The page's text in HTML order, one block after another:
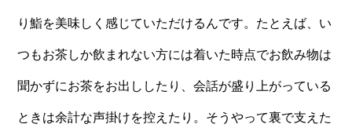
り鮨を美味しく感じていただけるんです。たとえば、い
つもお茶しか飲まれない方には着いた時点でお飲み物は
聞かずにお茶をお出ししたり、会話が盛り上がっている
ときは余計な声掛けを控えたり。そうやって裏で支えた